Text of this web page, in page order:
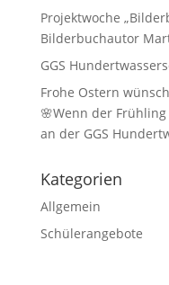
Projektwoche
Bilderbuchautor
GGS
Frohe Ostern
🌸Wenn der
an der GGS
Kategorien
Allgemein
Schülerangebote